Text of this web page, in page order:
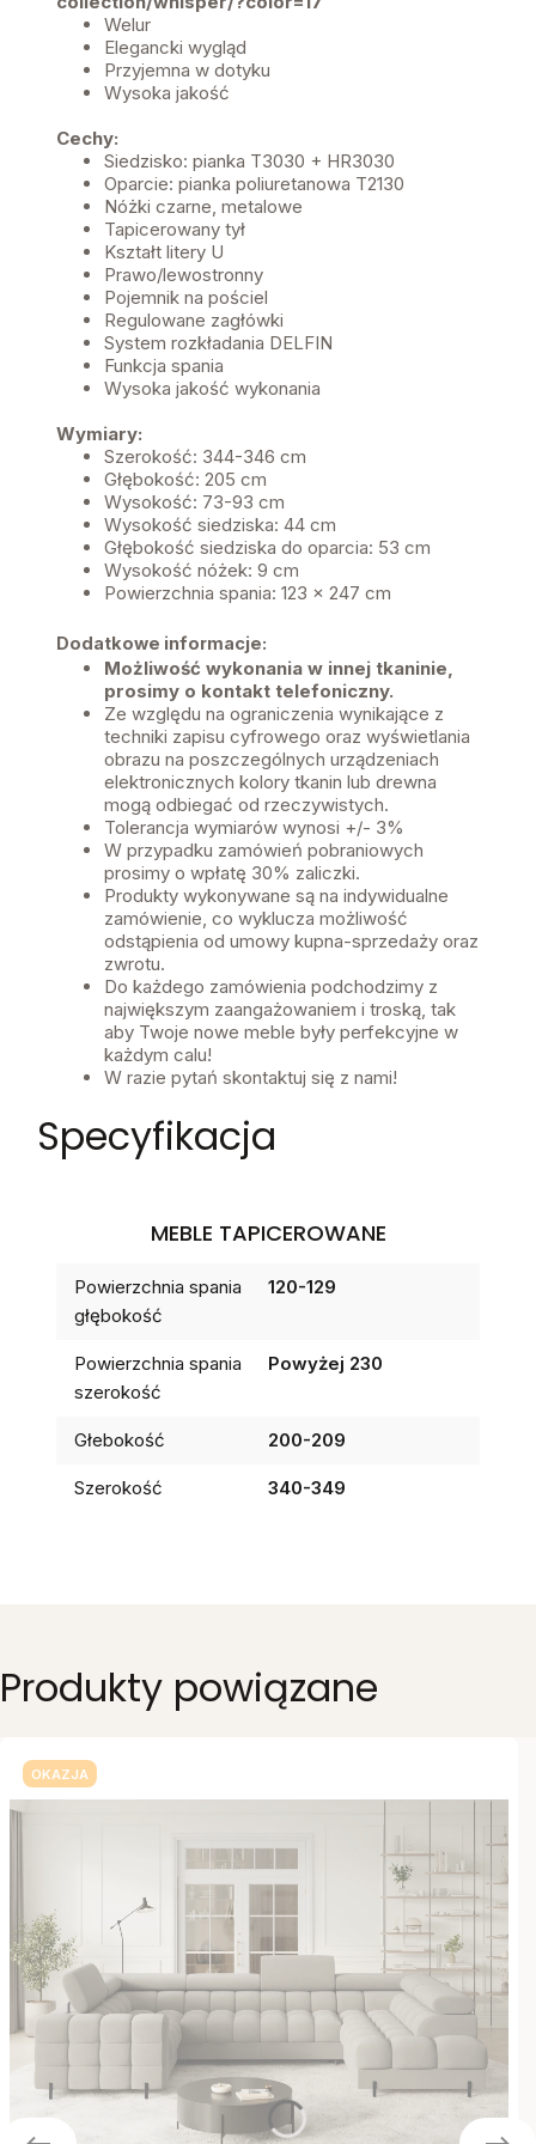
Welur
Elegancki wygląd
Przyjemna w dotyku
Wysoka jakość
Cechy:
Siedzisko: pianka T3030 + HR3030
Oparcie: pianka poliuretanowa T2130
Nóżki czarne, metalowe
Tapicerowany tył
Kształt litery U
Prawo/lewostronny
Pojemnik na pościel
Regulowane zagłówki
System rozkładania DELFIN
Funkcja spania
Wysoka jakość wykonania
Wymiary:
Szerokość: 344-346 cm
Głębokość: 205 cm
Wysokość: 73-93 cm
Wysokość siedziska: 44 cm
Głębokość siedziska do oparcia: 53 cm
Wysokość nóżek: 9 cm
Powierzchnia spania: 123 x 247 cm
Dodatkowe informacje:
Możliwość wykonania w innej tkaninie,
prosimy o kontakt telefoniczny.
Ze względu na ograniczenia wynikające z
techniki zapisu cyfrowego oraz wyświetlania
obrazu na poszczególnych urządzeniach
elektronicznych kolory tkanin lub drewna
mogą odbiegać od rzeczywistych.
Tolerancja wymiarów wynosi +/- 3%
W przypadku zamówień pobraniowych
prosimy o wpłatę 30% zaliczki.
Produkty wykonywane są na indywidualne
zamówienie, co wyklucza możliwość
odstąpienia od umowy kupna-sprzedaży oraz
zwrotu.
Do każdego zamówienia podchodzimy z
największym zaangażowaniem i troską, tak
aby Twoje nowe meble były perfekcyjne w
każdym calu!
W razie pytań skontaktuj się z nami!
Specyfikacja
MEBLE TAPICEROWANE
Powierzchnia spania
głębokość
120-129
Powierzchnia spania
szerokość
Powyżej 230
Głebokość 200-209
Szerokość 340-349
Produkty powiązane
OKAZJA